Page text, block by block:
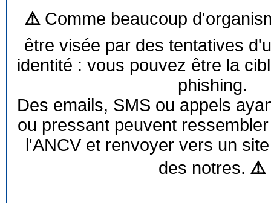
⚠️ Comme beaucoup
être visée par des tentatives
identité : vous pouvez être la
phishing.
Des emails, SMS ou appels
ou pressant peuvent
l'ANCV et renvoyer vers un
des notres. ⚠️